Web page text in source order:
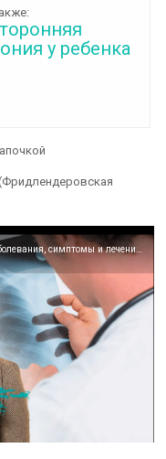
у ребенка
Пневмония или воспаление легких. Причины заболевания, симптомы и лечение.